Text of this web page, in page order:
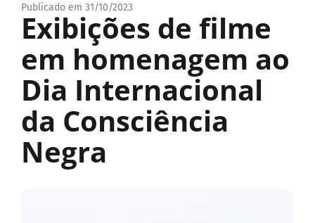
Publicado em 31/10/2023
Exibições de filme
em homenagem ao
Dia Internacional
da Consciência
Negra